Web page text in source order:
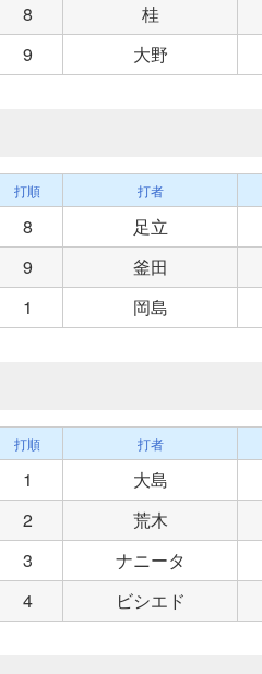
8
桂
9 大野
打順 打者
8
足立
9
釜田
1 岡島
打順 打者
1
大島
2
荒木
3
ナニータ
4 ビシエド